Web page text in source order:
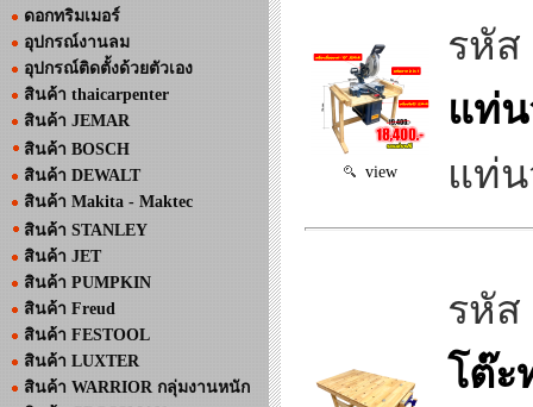
ดอกทริมเมอร์
อุปกรณ์งานลม
อุปกรณ์ติดตั้งด้วยตัวเอง
สินค้า thaicarpenter
สินค้า JEMAR
สินค้า BOSCH
สินค้า DEWALT
สินค้า Makita - Maktec
สินค้า STANLEY
สินค้า JET
สินค้า PUMPKIN
สินค้า Freud
สินค้า FESTOOL
สินค้า LUXTER
สินค้า WARRIOR กลุ่มงานหนัก
view
รหัส
แท่
แท่น
รหัส
โต๊ะ